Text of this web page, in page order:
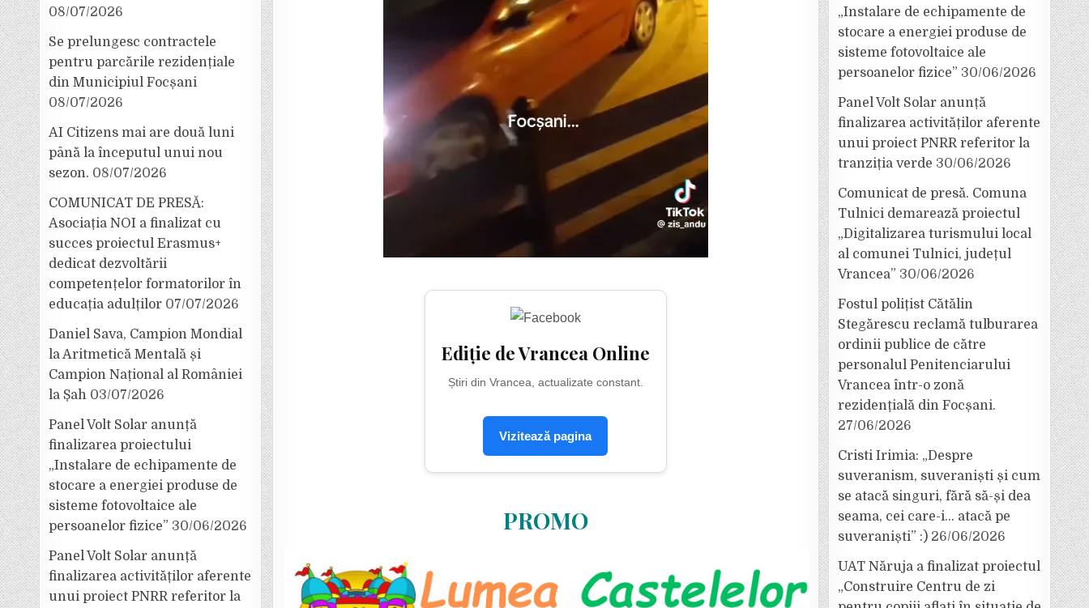
Ediție de Vrancea Online
Știri din Vrancea, actualizate constant.
Vizitează pagina
PROMO
08/07/2026
Se prelungesc contractele
pentru parcările rezidențiale
din Municipiul Focșani
08/07/2026
AI Citizens mai are două luni
până la începutul unui nou
sezon. 08/07/2026
COMUNICAT DE PRESĂ:
Asociația NOI a finalizat cu
succes proiectul Erasmus+
dedicat dezvoltării
competențelor formatorilor în
educația adulților 07/07/2026
Daniel Sava, Campion Mondial
la Aritmetică Mentală și
Campion Național al României
la Șah 03/07/2026
Panel Volt Solar anunță
finalizarea proiectului
„Instalare de echipamente de
stocare a energiei produse de
sisteme fotovoltaice ale
persoanelor fizice” 30/06/2026
Panel Volt Solar anunță
finalizarea activităților aferente
unui proiect PNRR referitor la
„Instalare de echipamente de
stocare a energiei produse de
sisteme fotovoltaice ale
persoanelor fizice” 30/06/2026
Panel Volt Solar anunță
finalizarea activităților aferente
unui proiect PNRR referitor la
tranziția verde 30/06/2026
Comunicat de presă. Comuna
Tulnici demarează proiectul
„Digitalizarea turismului local
al comunei Tulnici, județul
Vrancea” 30/06/2026
Fostul polițist Cătălin
Stegărescu reclamă tulburarea
ordinii publice de către
personalul Penitenciarului
Vrancea într-o zonă
rezidențială din Focșani.
27/06/2026
Cristi Irimia: „Despre
suveranism, suveraniști și cum
se atacă singuri, fără să-și dea
seama, cei care-i… atacă pe
suveraniști” :) 26/06/2026
UAT Năruja a finalizat proiectul
„Construire Centru de zi